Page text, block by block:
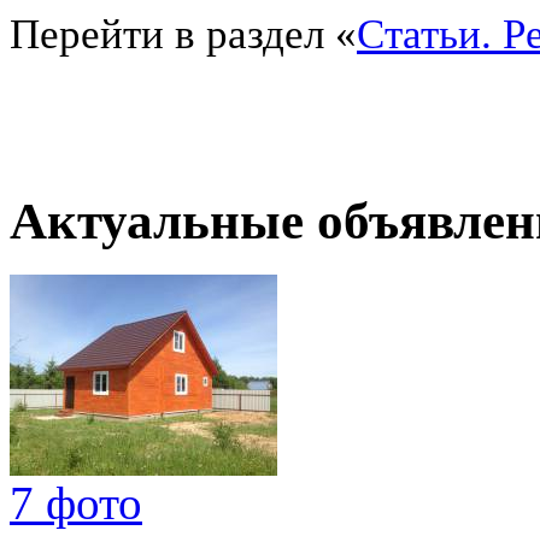
Перейти в раздел «Статьи.
Актуальные
7 фото